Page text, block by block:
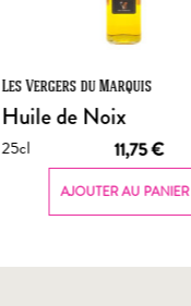
Les Vergers du Marquis
Huile de Noix
25cl 11,75€
AJOUTER AU PANIER